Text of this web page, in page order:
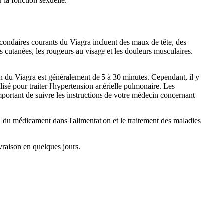
courants du Viagra incluent des maux de tête, des
les rougeurs au visage et les douleurs musculaires.
Viagra est généralement de 5 à 30 minutes. Cependant, il y
pour traiter l'hypertension artérielle pulmonaire. Les
de suivre les instructions de votre médecin concernant
médicament dans l'alimentation et le traitement des maladies
en quelques jours.